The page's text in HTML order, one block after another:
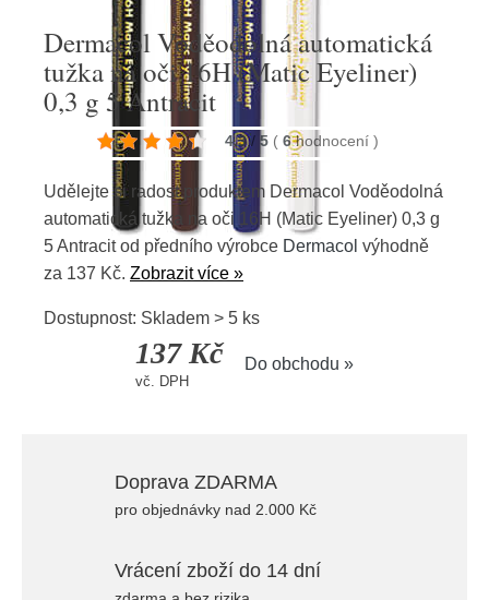
Dermacol Voděodolná automatická
tužka na oči 16H (Matic Eyeliner)
0,3 g 5 Antracit
4.3 / 5 ( 6 hodnocení )
Udělejte si radost produktem Dermacol Voděodolná
automatická tužka na oči 16H (Matic Eyeliner) 0,3 g
5 Antracit od předního výrobce Dermacol výhodně
za 137 Kč. Zobrazit více »
Dostupnost: Skladem > 5 ks
137 Kč
vč. DPH
Do obchodu »
Doprava ZDARMA
pro objednávky nad 2.000 Kč
Vrácení zboží do 14 dní